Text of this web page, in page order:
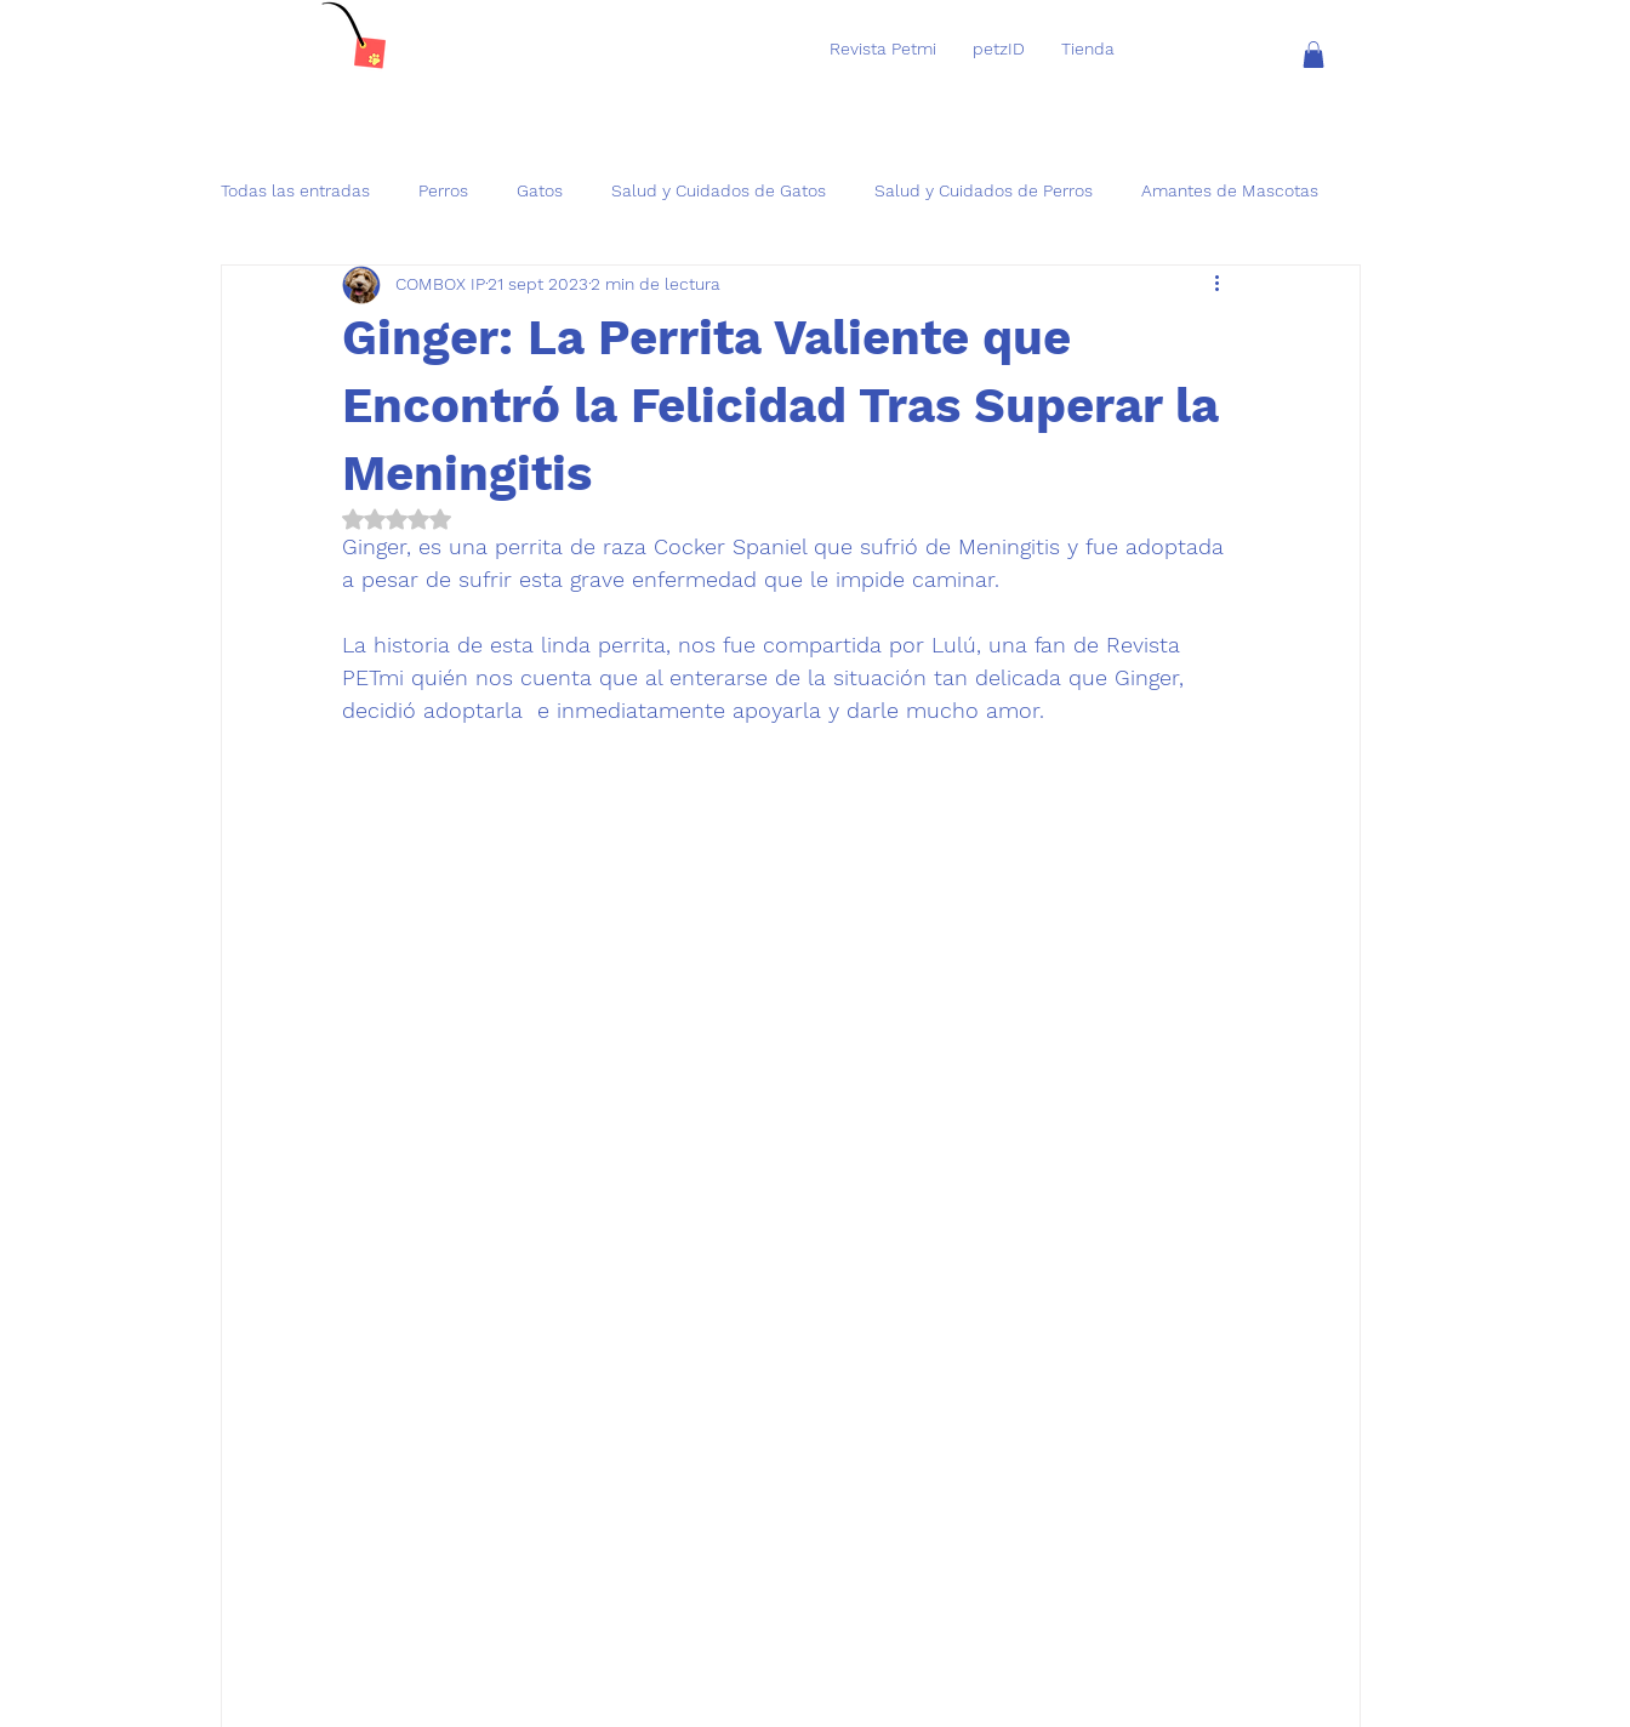
Revista Petmi petzID Tienda
Todas las entradas Perros Gatos Salud y Cuidados de Gatos Salud y Cuidados de Perros Amantes de Mascotas
Tenencia Responsable de mascotas
Ginger: La Perrita Valiente que
Encontró la Felicidad Tras Superar la
Meningitis
COMBOX IP21 sept 20232 min de lectura
Obtuvo NaN de 5 estrellas.
Ginger, es una perrita de raza Cocker Spaniel que sufrió de Meningitis y fue adoptada
a pesar de sufrir esta grave enfermedad que le impide caminar.
La historia de esta linda perrita, nos fue compartida por Lulú, una fan de Revista
PETmi quién nos cuenta que al enterarse de la situación tan delicada que Ginger,
decidió adoptarla  e inmediatamente apoyarla y darle mucho amor.